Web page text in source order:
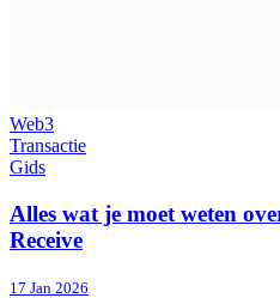
Web3
Transactie
Gids
Alles wat je moet weten
Receive
17 Jan 2026